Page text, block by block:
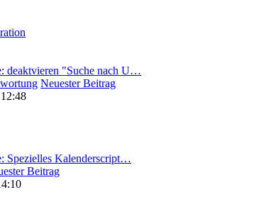
deaktvieren "Suche nach U…
Neuester Beitrag
Spezielles Kalenderscript…
Beitrag